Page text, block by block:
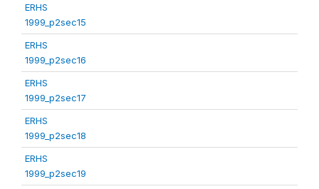
ERHS
1999_p2sec15
ERHS
1999_p2sec16
ERHS
1999_p2sec17
ERHS
1999_p2sec18
ERHS
1999_p2sec19